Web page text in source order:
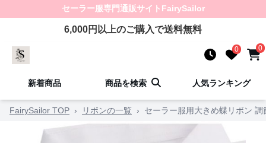
セーラー服専門通販サイト FairySailor
6,000円以上のご購入で送料無料
0 0
新着商品 商品を検索 人気ランキング
FairySailor TOP › リボンの一覧 › セーラー服用大きめ蝶リボン